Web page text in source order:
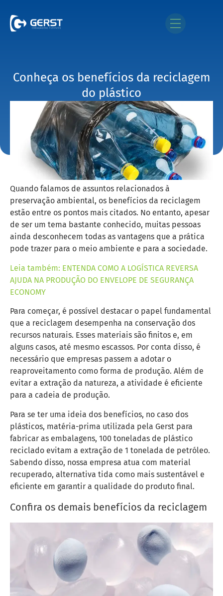
Conheça os benefícios da reciclagem
do plástico
Quando falamos de assuntos relacionados à
preservação ambiental, os benefícios da reciclagem
estão entre os pontos mais citados. No entanto, apesar
de ser um tema bastante conhecido, muitas pessoas
ainda desconhecem todas as vantagens que a prática
pode trazer para o meio ambiente e para a sociedade.
Leia também: ENTENDA COMO A LOGÍSTICA REVERSA
AJUDA NA PRODUÇÃO DO ENVELOPE DE SEGURANÇA
ECONOMY
Para começar, é possível destacar o papel fundamental
que a reciclagem desempenha na conservação dos
recursos naturais. Esses materiais são finitos e, em
alguns casos, até mesmo escassos. Por conta disso, é
necessário que empresas passem a adotar o
reaproveitamento como forma de produção. Além de
evitar a extração da natureza, a atividade é eficiente
para a cadeia de produção.
Para se ter uma ideia dos benefícios, no caso dos
plásticos, matéria-prima utilizada pela Gerst para
fabricar as embalagens, 100 toneladas de plástico
reciclado evitam a extração de 1 tonelada de petróleo.
Sabendo disso, nossa empresa atua com material
recuperado, alternativa tida como mais sustentável e
eficiente em garantir a qualidade do produto final.
Confira os demais benefícios da reciclagem